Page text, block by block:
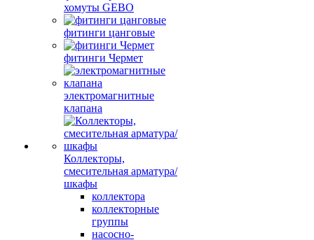
хомуты GEBO
фитинги цанговые
фитинги Чермет
электромагнитные
клапана
Коллекторы,
смесительная арматура/
шкафы
коллектора
коллекторные
группы
насосно-